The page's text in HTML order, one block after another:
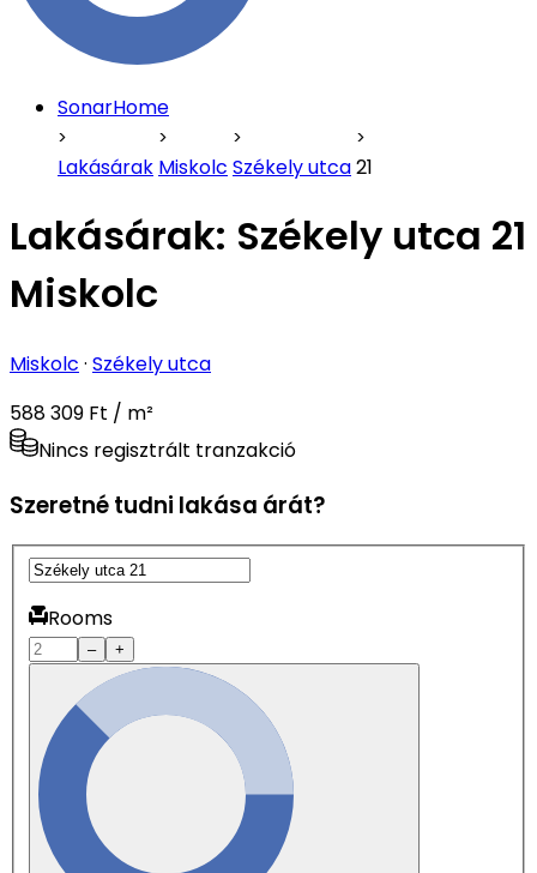
SonarHome
Lakásárak Miskolc Székely utca21
Lakásárak: Székely utca 21
Miskolc
Miskolc · Székely utca
588 309 Ft / m²
Nincs regisztrált tranzakció
Szeretné tudni lakása árát?
Rooms
– +